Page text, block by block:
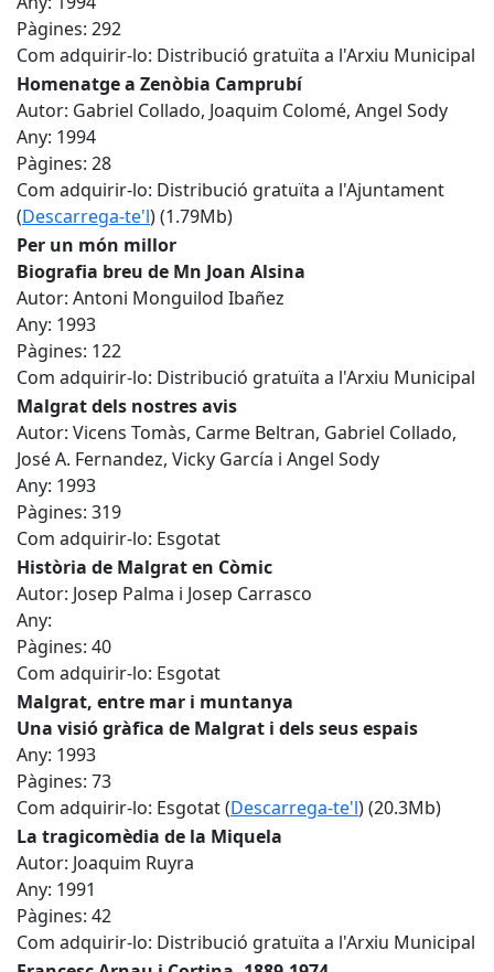
Pàgines: 292
Com adquirir-lo: Distribució gratuïta a l'Arxiu Municipal
Homenatge a Zenòbia Camprubí
Autor: Gabriel Collado, Joaquim Colomé, Angel Sody
Any: 1994
Pàgines: 28
Com adquirir-lo: Distribució gratuïta a l'Ajuntament
(Descarrega-te'l) (1.79Mb)
Per un món millor
Biografia breu de Mn Joan Alsina
Autor: Antoni Monguilod Ibañez
Any: 1993
Pàgines: 122
Com adquirir-lo: Distribució gratuïta a l'Arxiu Municipal
Malgrat dels nostres avis
Autor: Vicens Tomàs, Carme Beltran, Gabriel Collado,
José A. Fernandez, Vicky García i Angel Sody
Any: 1993
Pàgines: 319
Com adquirir-lo: Esgotat
Història de Malgrat en Còmic
Autor: Josep Palma i Josep Carrasco
Any:
Pàgines: 40
Com adquirir-lo: Esgotat
Malgrat, entre mar i muntanya
Una visió gràfica de Malgrat i dels seus espais
Any: 1993
Pàgines: 73
Com adquirir-lo: Esgotat (Descarrega-te'l) (20.3Mb)
La tragicomèdia de la Miquela
Autor: Joaquim Ruyra
Any: 1991
Pàgines: 42
Com adquirir-lo: Distribució gratuïta a l'Arxiu Municipal